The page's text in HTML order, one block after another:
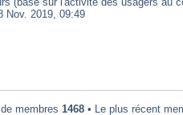
Nov. 2019, 09:49
membres 1468• Le plus récent